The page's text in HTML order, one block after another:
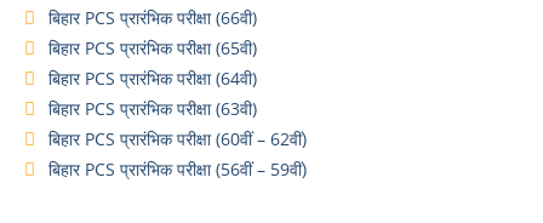
बिहार PCS प्रारंभिक परीक्षा (66वी)
बिहार PCS प्रारंभिक परीक्षा (65वी)
बिहार PCS प्रारंभिक परीक्षा (64वी)
बिहार PCS प्रारंभिक परीक्षा (63वी)
बिहार PCS प्रारंभिक परीक्षा (60वीं – 62वीं)
बिहार PCS प्रारंभिक परीक्षा (56वीं – 59वीं)